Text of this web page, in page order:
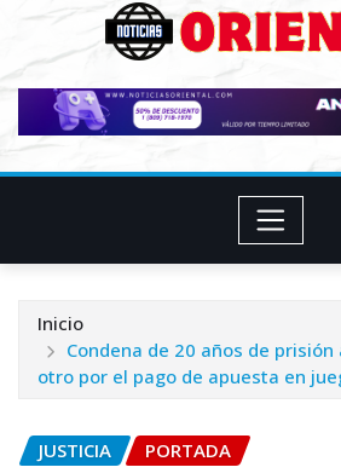
Inicio
Condena de 20 años de
otro por el pago de apuesta en
JUSTICIA PORTADA